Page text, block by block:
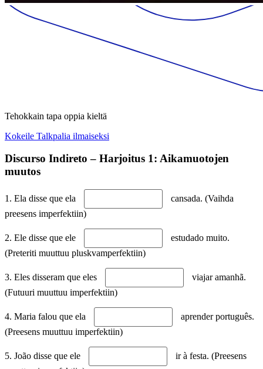
Tehokkain tapa oppia kieltä
Kokeile Talkpalia ilmaiseksi
Discurso Indireto – Harjoitus 1: Aikamuotojen
muutos
1. Ela disse que ela
cansada. (Vaihda
preesens imperfektiin)
2. Ele disse que ele
estudado muito.
(Preteriti muuttuu pluskvamperfektiin)
3. Eles disseram que eles
viajar amanhã.
(Futuuri muuttuu imperfektiin)
4. Maria falou que ela
aprender português.
(Preesens muuttuu imperfektiin)
5. João disse que ele
ir à festa. (Preesens